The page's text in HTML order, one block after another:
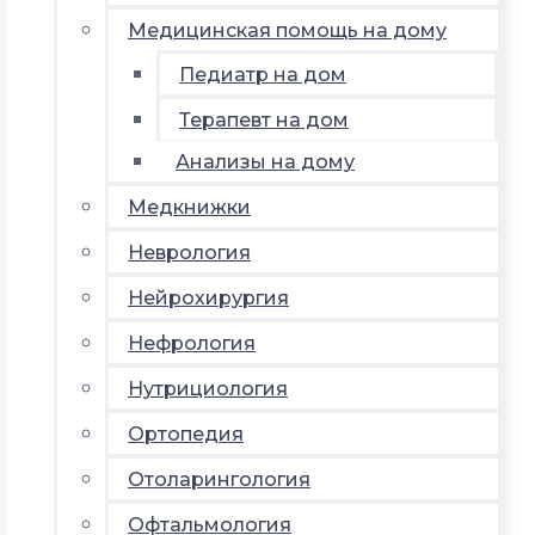
Медицинская помощь на дому
Педиатр на дом
Терапевт на дом
Анализы на дому
Медкнижки
Неврология
Нейрохирургия
Нефрология
Нутрициология
Ортопедия
Отоларингология
Офтальмология